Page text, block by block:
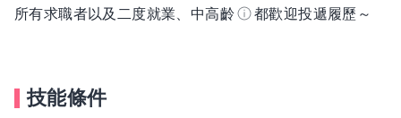
所有求職者以及二度就業、中高齡 都歡迎投遞履歷～
技能條件